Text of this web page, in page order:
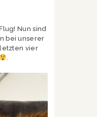
Nun sind
bei unserer
vier
.